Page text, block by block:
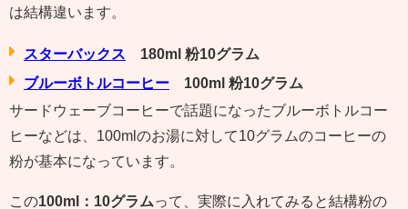
は結構違います。
スターバックス
180ml 粉10グラム
ブルーボトルコーヒー 100ml 粉10グラム
サードウェーブコーヒーで話題になったブルーボトルコー
ヒーなどは、100mlのお湯に対して10グラムのコーヒーの
粉が基本になっています。
この100ml：10グラムって、実際に入れてみると結構粉の